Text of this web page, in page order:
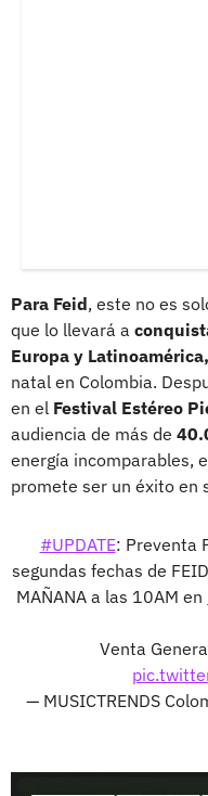
Para Feid, este no es
que lo llevará a
Europa y Latinoamérica,
natal en Colombia.
en el Festival Estéreo
audiencia de más de
energía incomparables,
promete ser un éxito en
#UPDATE: Preventa
segundas fechas de
MAÑANA a las 10AM en
Venta
— MUSICTRENDS